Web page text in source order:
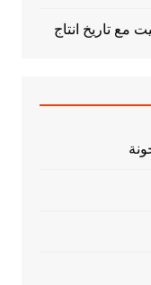
مع تاريخ انتاج